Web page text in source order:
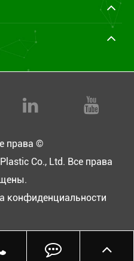
права ©
Co., Ltd. Все права
конфиденциальности